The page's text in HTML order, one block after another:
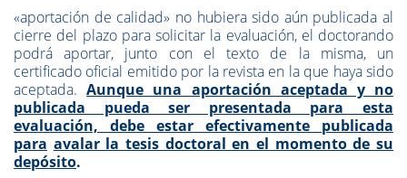
«aportación de calidad» no hubiera sido aún publicada al
cierre del plazo para solicitar la evaluación, el doctorando
podrá aportar, junto con el texto de la misma, un
certificado oficial emitido por la revista en la que haya sido
aceptada.Aunque una aportación aceptada y no
publicada pueda ser presentada para esta
evaluación, debe estar efectivamente publicada
para avalar la tesis doctoral en el momento de su
depósito.